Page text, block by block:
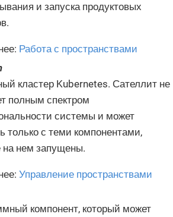
и запуска продуктовых
Работа с пространствами
кластер Kubernetes. Сателлит не
полным спектром
системы и может
только с теми компонентами,
на нем запущены.
Управление пространствами
компонент, который может